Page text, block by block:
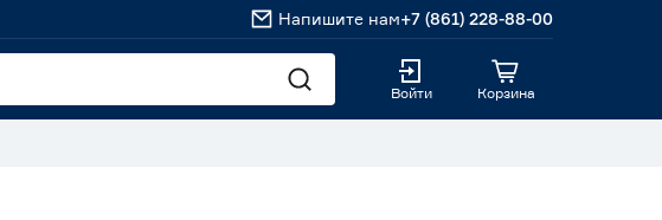
Напишите нам+7 (861) 228-88-00
Войти Корзина